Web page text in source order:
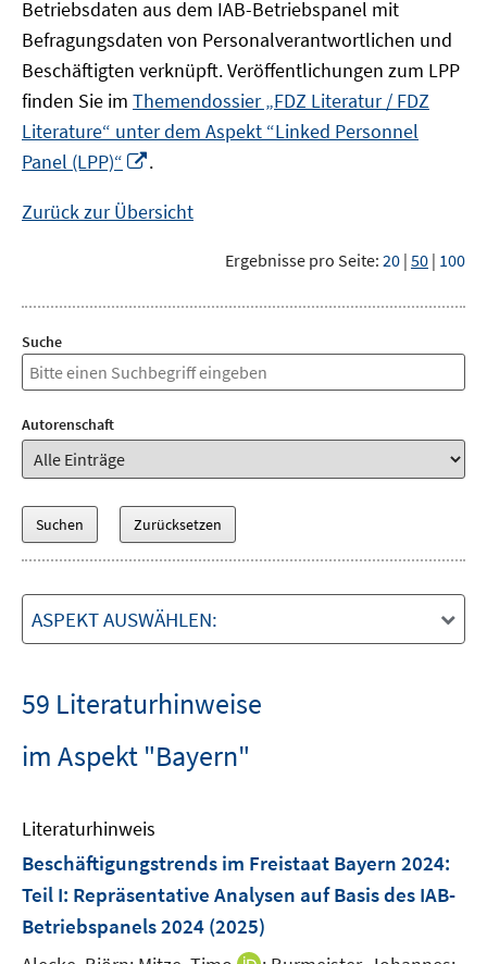
öffnen
Fenster
öffnen
Betriebsdaten aus dem IAB-Betriebspanel mit
Befragungsdaten von Personalverantwortlichen und
Beschäftigten verknüpft. Veröffentlichungen zum LPP
finden Sie im Themendossier „FDZ Literatur / FDZ
Literature“ unter dem Aspekt “Linked Personnel
Panel (LPP)“
Fenster
.
Zurück zur Übersicht
Ergebnisse pro Seite: 20 | 50 | 100
Suche
Autorenschaft
ASPEKT AUSWÄHLEN:
59 Literaturhinweise
im Aspekt "Bayern"
Literaturhinweis
Beschäftigungstrends im Freistaat Bayern 2024:
Teil I: Repräsentative Analysen auf Basis des IAB-
Betriebspanels 2024 (2025)